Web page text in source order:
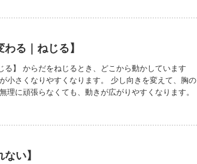
る｜ねじる】
る】 からだをねじるとき、どこから動かしています
小さくなりやすくなります。 少し向きを変えて、胸の
理に頑張らなくても、動きが広がりやすくなります。
い】